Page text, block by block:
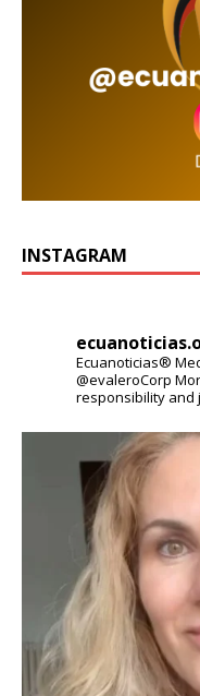
INSTAGRAM
Ecuanoticias®
@evaleroCorp
responsibility and